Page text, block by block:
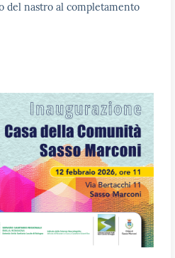
del nastro al completamento